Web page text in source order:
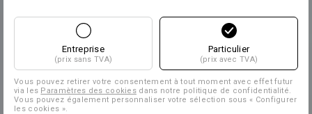
Entreprise
(prix sans TVA)
Particulier
(prix avec TVA)
Vous pouvez retirer votre consentement à tout moment avec effet futur
via les Paramètres des cookies dans notre politique de confidentialité.
Vous pouvez également personnaliser votre sélection sous « Configurer
les cookies ».